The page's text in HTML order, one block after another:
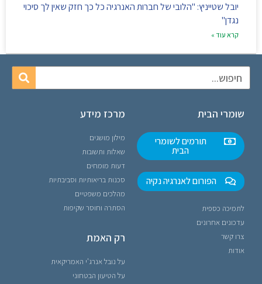
יובל שטייניץ: "הלובי של חברות האנרגיה כל כך חזק שאין לך סיכוי
נגדן"
קרא עוד »
שומרי הבית
תורמים לשומרי
הבית
הפורום לאנרגיה נקיה
לתמיכה כספית
עדכונים אחרונים
צרו קשר
אודות
מרכז מידע
מילון מושגים
שאלות ותשובות
דעות מומחים
סכנות בריאותיות וסביבתיות
מהלכים משפטיים
הסתרה וחוסר שקיפות
רק האמת
על נובל אנרג'י האמריקאית
על הטיעון הבטחוני